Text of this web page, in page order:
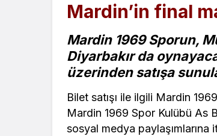
Mardin’in final
Mardin 1969 Sporun,
Diyarbakır da
üzerinden satışa
Bilet satışı ile ilgili Mardin
Mardin 1969 Spor Kulübü As
sosyal medya